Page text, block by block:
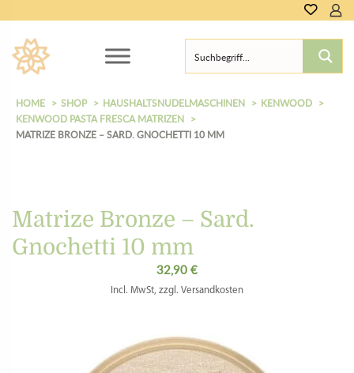
0,00
HOME SHOP HAUSHALTSNUDELMASCHINEN
KENWOOD
KENWOOD PASTA FRESCA MATRIZEN
MATRIZE BRONZE – SARD. GNOCHETTI 10 MM
Matrize Bronze – Sard.
Gnochetti 10 mm
32,90 €
Incl. MwSt, zzgl. Versandkosten